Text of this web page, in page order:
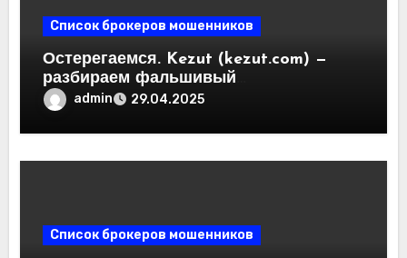
Список брокеров мошенников
Остерегаемся. Kezut (kezut.com) —
разбираем фальшивый
криптовалютный обменник. Как
вернуть деньги. Отзывы
пользователей
admin 29.04.2025
Список брокеров мошенников